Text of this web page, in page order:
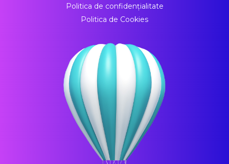
Politica de confidențialitate
Politica de Cookies